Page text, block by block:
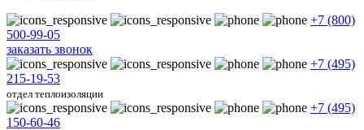
+7 (800)
500-99-05
заказать звонок
+7 (495)
215-19-53
отдел теплоизоляции
+7 (495)
150-60-46